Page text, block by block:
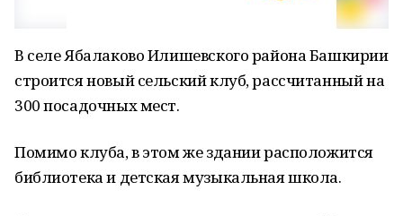
В селе Ябалаково Илишевского района Башкирии
строится новый сельский клуб, рассчитанный на
300 посадочных мест.
Помимо клуба, в этом же здании расположится
библиотека и детская музыкальная школа.